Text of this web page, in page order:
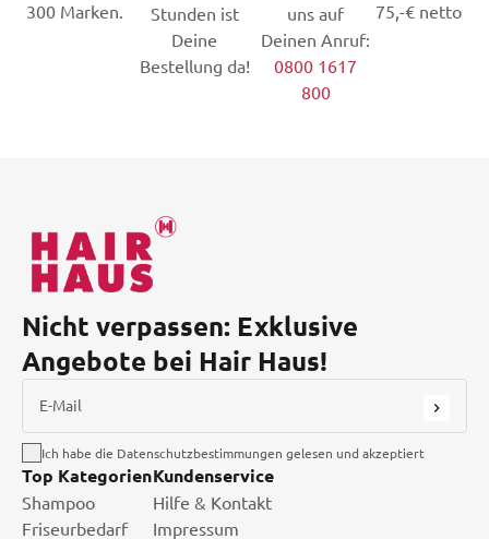
300 Marken.
Stunden ist
Deine
Bestellung da!
uns auf
Deinen Anruf:
0800 1617
800
75,-€ netto
Nicht verpassen: Exklusive
Angebote bei Hair Haus!
E-Mail
Ich habe die Datenschutzbestimmungen gelesen und akzeptiert
Top Kategorien
Shampoo
Friseurbedarf
Kundenservice
Hilfe & Kontakt
Impressum